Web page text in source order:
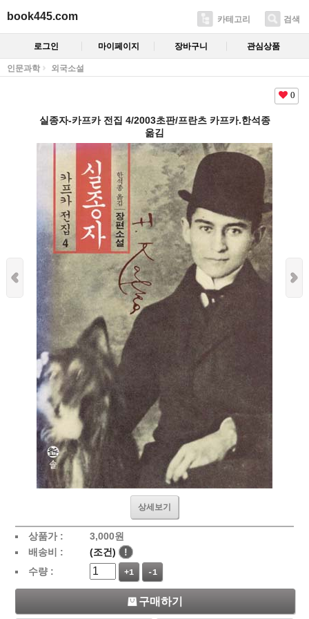
book445.com 카테고리 검색
로그인 마이페이지 장바구니 관심상품
인문과학 외국소설
0
실종자-카프카 전집 4/2003초판/프란츠 카프카.한석종
옮김
상세보기
상품가 : 3,000원
배송비 :
(조건)
!
수량 :
+1 -1
구매하기